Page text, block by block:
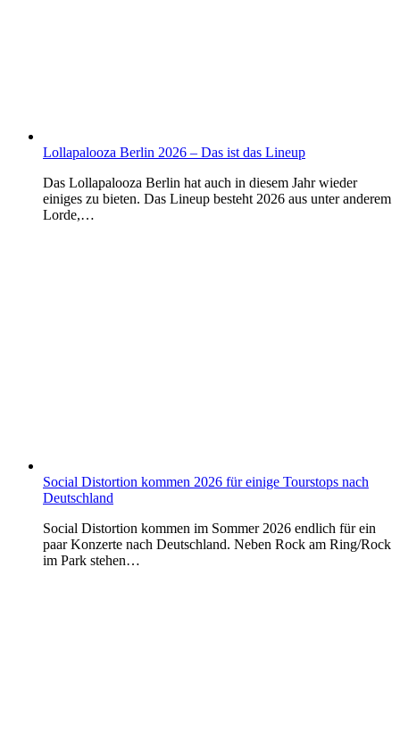
Lollapalooza Berlin 2026 – Das ist das Lineup
Das Lollapalooza Berlin hat auch in diesem Jahr wieder
einiges zu bieten. Das Lineup besteht 2026 aus unter anderem
Lorde,…
Social Distortion kommen 2026 für einige Tourstops nach
Deutschland
Social Distortion kommen im Sommer 2026 endlich für ein
paar Konzerte nach Deutschland. Neben Rock am Ring/Rock
im Park stehen…